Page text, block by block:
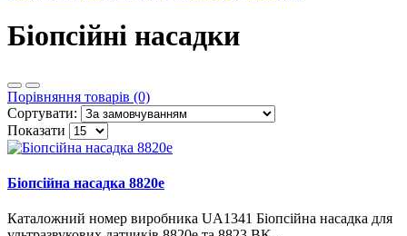
Біопсійні насадки
Порівняння товарів (0)
Сортувати:
Показати
Біопсійна насадка 8820e
Каталожний номер виробника UA1341 Біопсійна насадка для